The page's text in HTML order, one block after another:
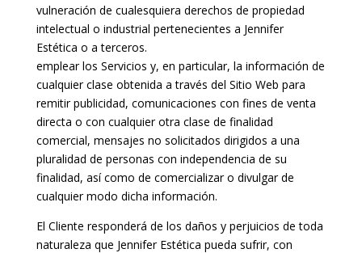
vulneración de cualesquiera derechos de propiedad
intelectual o industrial pertenecientes a Jennifer
Estética o a terceros.
emplear los Servicios y, en particular, la información de
cualquier clase obtenida a través del Sitio Web para
remitir publicidad, comunicaciones con fines de venta
directa o con cualquier otra clase de finalidad
comercial, mensajes no solicitados dirigidos a una
pluralidad de personas con independencia de su
finalidad, así como de comercializar o divulgar de
cualquier modo dicha información.
El Cliente responderá de los daños y perjuicios de toda
naturaleza que Jennifer Estética pueda sufrir, con